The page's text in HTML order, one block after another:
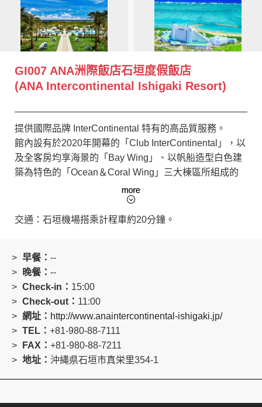
GI007 ANA洲際飯店石垣度假飯店
(ANA Intercontinental Ishigaki Resort)
提供國際品牌 InterContinental 特有的高品質服務。
館內設有於2020年開幕的「Club InterContinental」，以
及全客房均享海景的「Bay Wing」、以帆船造型白色建
築為特色的「Ocean＆Coral Wing」三大棟區所組成的
交通：石垣機場搭乘計程車約20分鐘。
早餐： --
晚餐： --
Check-in： 15:00
Check-out： 11:00
網址： http://www.anaintercontinental-ishigaki.jp/
TEL： +81-980-88-7111
FAX： +81-980-88-7211
地址： 沖縄県石垣市真栄里354-1